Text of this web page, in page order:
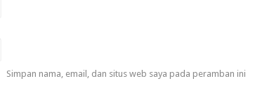
Simpan nama, email, dan situs web saya pada peramban ini